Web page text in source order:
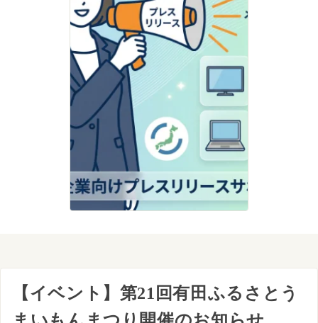
【イベント】第21回有田ふるさとう